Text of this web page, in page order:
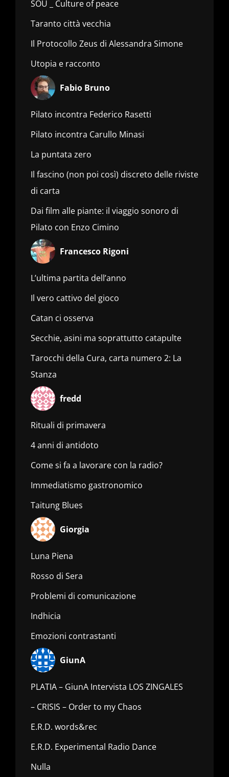
SOU _ Culture of peace
Taranto città vecchia
Il Protocollo Zeus di Alessandra Simone
Utopia e racconto
Fabio Bruno
Pilato incontra Federico Rasetti
Pilato incontra Carullo Minasi
La puntata zero
Il fascino (non poi così) discreto delle riviste
di carta
Dai film alle piante: il viaggio sonoro di
Pilato con Enzo Cimino
Francesco Rigoni
L’ultima partita dell’anno
Il vero cattivo del gioco
Catan ci osserva
Secchie, asini ma soprattutto catapulte
Tarocchi della Cura, carta numero 2: La
Stanza
fredd
Rituali di primavera
4 anni di antidoto
Come si fa a lavorare con la radio?
Immediatismo gastronomico
Taitung Blues
Giorgia
Luna Piena
Rosso di Sera
Problemi di comunicazione
Indhicia
Emozioni contrastanti
GiunA
PLATIA – GiunA Intervista LOS ZINGALES
– CRISIS – Order to my Chaos
E.R.D. words&rec
E.R.D. Experimental Radio Dance
Nulla